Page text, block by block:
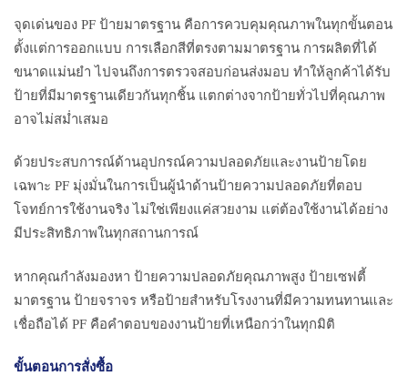
จุดเด่นของ PF ป้ายมาตรฐาน คือการควบคุมคุณภาพในทุกขั้นตอน
ตั้งแต่การออกแบบ การเลือกสีที่ตรงตามมาตรฐาน การผลิตที่ได้
ขนาดแม่นยำ ไปจนถึงการตรวจสอบก่อนส่งมอบ ทำให้ลูกค้าได้รับ
ป้ายที่มีมาตรฐานเดียวกันทุกชิ้น แตกต่างจากป้ายทั่วไปที่คุณภาพ
อาจไม่สม่ำเสมอ
ด้วยประสบการณ์ด้านอุปกรณ์ความปลอดภัยและงานป้ายโดย
เฉพาะ PF มุ่งมั่นในการเป็นผู้นำด้านป้ายความปลอดภัยที่ตอบ
โจทย์การใช้งานจริง ไม่ใช่เพียงแค่สวยงาม แต่ต้องใช้งานได้อย่าง
มีประสิทธิภาพในทุกสถานการณ์
หากคุณกำลังมองหา ป้ายความปลอดภัยคุณภาพสูง ป้ายเซฟตี้
มาตรฐาน ป้ายจราจร หรือป้ายสำหรับโรงงานที่มีความทนทานและ
เชื่อถือได้ PF คือคำตอบของงานป้ายที่เหนือกว่าในทุกมิติ
ขั้นตอนการสั่งซื้อ